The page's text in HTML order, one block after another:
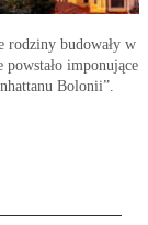
rodziny budowały w
powstało imponujące
Bolonii”.